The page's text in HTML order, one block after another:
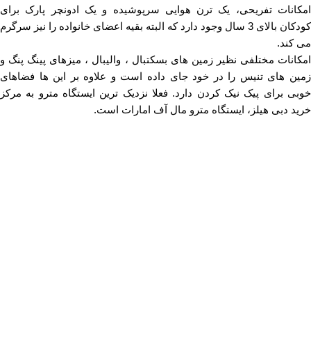
امکانات تفریحی، یک ترن هوایی سرپوشیده و یک ادونچر پارک برای
کودکان بالای 3 سال وجود دارد که البته بقیه اعضای خانواده را نیز سرگرم
می کند.
امکانات مختلفی نظیر زمین های بسکتبال ، والیبال ، میزهای پینگ پنگ و
زمین های تنیس را در خود جای داده است و علاوه بر این ها فضاهای
خوبی برای پیک نیک کردن دارد. فعلا نزدیک ترین ایستگاه مترو به مرکز
خرید دبی هیلز، ایستگاه مترو مال آف امارات است.